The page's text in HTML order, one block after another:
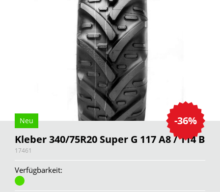
-36%
Neu
Kleber 340/75R20 Super G 117 A8 / 114 B
17461
Verfügbarkeit: